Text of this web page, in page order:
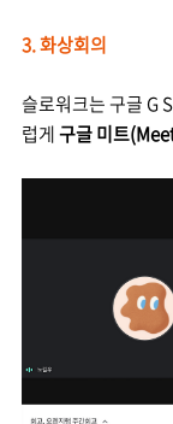
3. 화상회의
슬로워크는 구글 G
럽게구글 미트